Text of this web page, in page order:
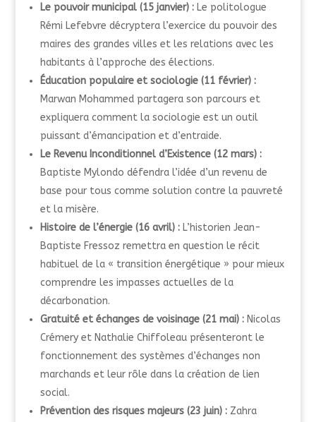
Le pouvoir municipal (15 janvier) :Le politologue
Rémi Lefebvre décryptera l’exercice du pouvoir des
maires des grandes villes et les relations avec les
habitants à l’approche des élections.
Éducation populaire et sociologie (11 février) :
Marwan Mohammed partagera son parcours et
expliquera comment la sociologie est un outil
puissant d’émancipation et d’entraide.
Le Revenu Inconditionnel d’Existence (12 mars) :
Baptiste Mylondo défendra l’idée d’un revenu de
base pour tous comme solution contre la pauvreté
et la misère.
Histoire de l’énergie (16 avril) :L’historien Jean-
Baptiste Fressoz remettra en question le récit
habituel de la « transition énergétique » pour mieux
comprendre les impasses actuelles de la
décarbonation.
Gratuité et échanges de voisinage (21 mai) :Nicolas
Crémery et Nathalie Chiffoleau présenteront le
fonctionnement des systèmes d’échanges non
marchands et leur rôle dans la création de lien
social.
Prévention des risques majeurs (23 juin) :Zahra